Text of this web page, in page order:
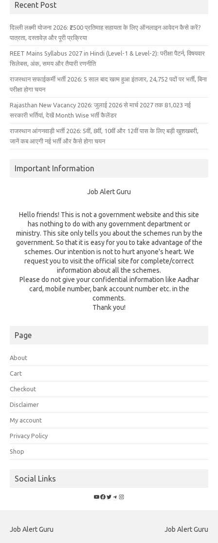
Recent Post
दिल्ली लक्ष्मी योजना 2026: ₹2500 प्रतिमाह सहायता के लिए ऑनलाइन आवेदन कैसे करें?
पात्रता, दस्तावेज़ और पूरी प्रक्रिया
REET Mains Syllabus 2027 in Hindi (Level-1 & Level-2): परीक्षा पैटर्न, विषयवार
सिलेबस, अंक, समय और तैयारी रणनीति
राजस्थान सफाईकर्मी भर्ती 2026: 5 साल बाद खत्म हुआ इंतजार, 24,752 पदों पर भर्ती, बिना
परीक्षा होगा चयन
Rajasthan New Vacancy 2026: जुलाई 2026 से मार्च 2027 तक 81,023 नई
सरकारी भर्तियां, देखें Month Wise भर्ती कैलेंडर
राजस्थान आंगनवाड़ी भर्ती 2026: 5वीं, 8वीं, 10वीं और 12वीं पास के लिए बड़ी खुशखबरी,
जानें कब आएगी नई भर्ती और कैसे होगा चयन
Important Information
Job Alert Guru
Hello friends! This is not a government website and this site
has nothing to do with any government department or
ministry. This site only tells you about the schemes run by the
government. So that it is easy for you to take advantage of the
schemes. Our intention is not to hurt anyone's heart. We
request you to visit the official site for complete/correct
information about all the schemes.
Please do not give your confidential information like Aadhar
card, mobile number, bank account number etc. in the
comments.
Thank you!
Page
About
Cart
Checkout
Disclaimer
My account
Privacy Policy
Shop
Social Links
YouTube
Facebook
Twitter
Telegram
Instagram
Job Alert Guru Job Alert Guru